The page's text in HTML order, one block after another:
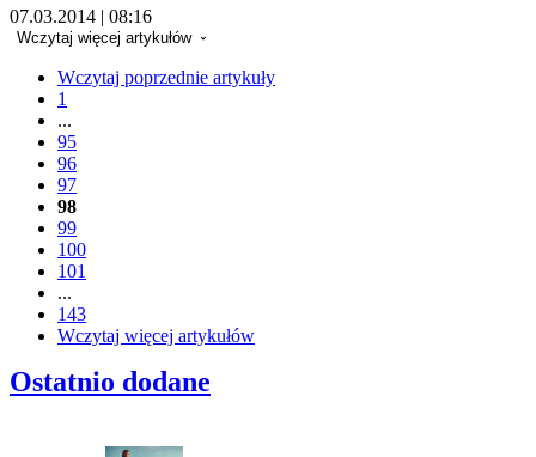
07.03.2014 | 08:16
Wczytaj więcej artykułów
Wczytaj poprzednie artykuły
1
...
95
96
97
98
99
100
101
...
143
Wczytaj więcej artykułów
Ostatnio dodane